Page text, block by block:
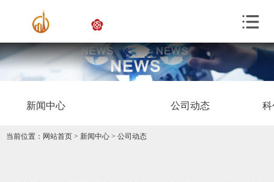
新闻中心 公司动态 科
当前位置： 网站首页 > 新闻中心 > 公司动态